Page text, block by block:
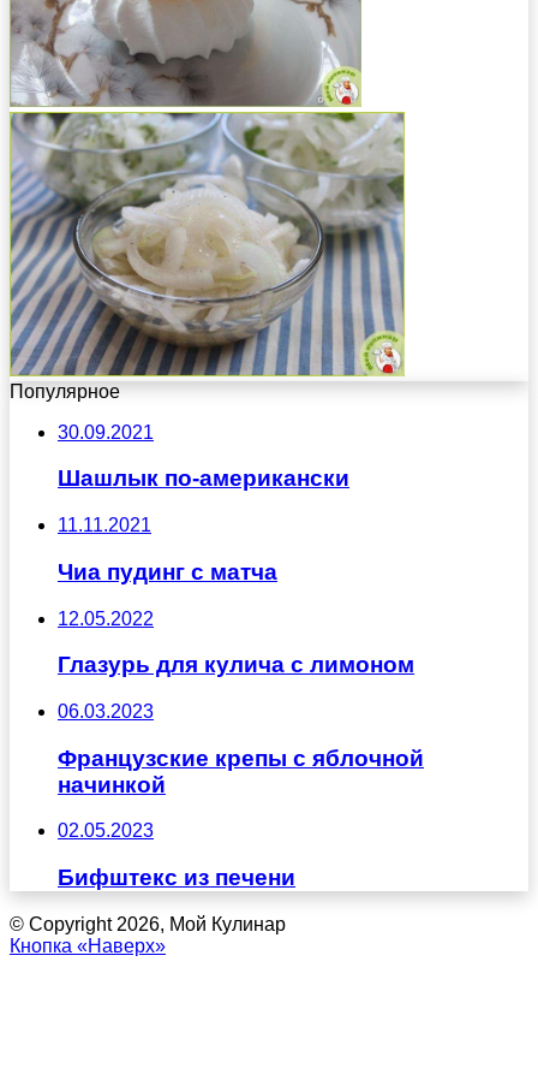
Популярное
30.09.2021
Шашлык по-американски
11.11.2021
Чиа пудинг с матча
12.05.2022
Глазурь для кулича с лимоном
06.03.2023
Французские крепы с яблочной
начинкой
02.05.2023
Бифштекс из печени
© Copyright 2026, Мой Кулинар
Кнопка «Наверх»